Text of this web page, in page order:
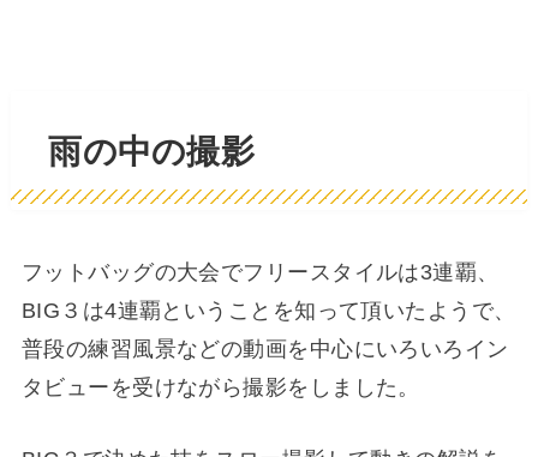
雨の中の撮影
フットバッグの大会でフリースタイルは3連覇、
BIG３は4連覇ということを知って頂いたようで、
普段の練習風景などの動画を中心にいろいろイン
タビューを受けながら撮影をしました。